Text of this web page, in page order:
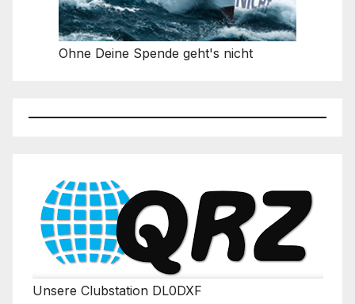
Ohne Deine Spende geht's nicht
Unsere Clubstation DL0DXF